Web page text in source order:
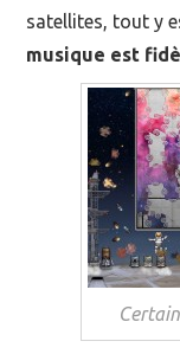
satellites, tout y
musique est